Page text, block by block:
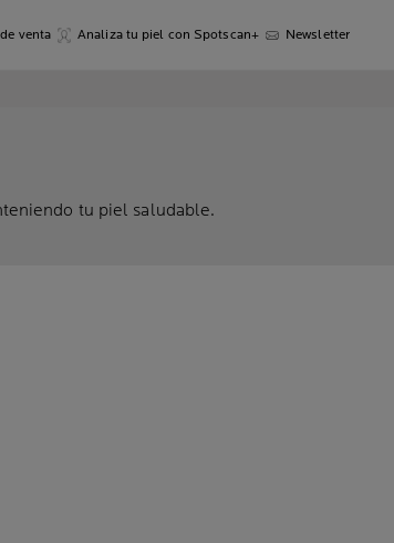
venta Analiza tu piel con Spotscan+ Newsletter
tu piel saludable.